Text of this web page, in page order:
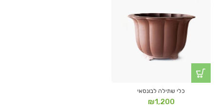
כלי שתילה לבונסאי
₪1,200